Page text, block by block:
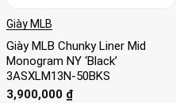
Giày MLB
Giày MLB Chunky Liner Mid
Monogram NY ‘Black’
3ASXLM13N-50BKS
3,900,000 ₫